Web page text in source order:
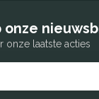
onze
onze laatste acties